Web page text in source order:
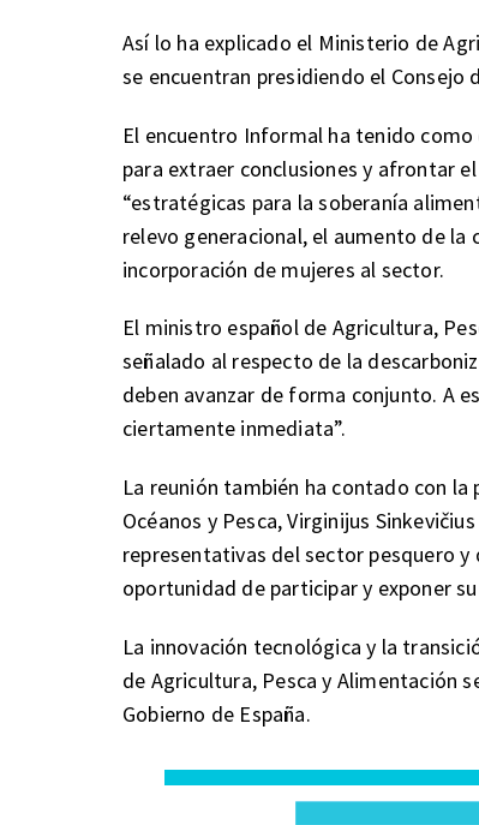
Así lo ha explicado el Ministerio de
se encuentran presidiendo el Consejo
El encuentro Informal ha tenido
para extraer conclusiones y afrontar
“estratégicas para la soberanía
relevo generacional, el aumento de
incorporación de mujeres al sector.
El ministro español de Agricultura,
señalado al respecto de la
deben avanzar de forma conjunto. A
ciertamente inmediata”.
La reunión también ha contado con
Océanos y Pesca, Virginijus
representativas del sector pesquero
oportunidad de participar y exponer
La innovación tecnológica y la
de Agricultura, Pesca y Alimentación
Gobierno de España.